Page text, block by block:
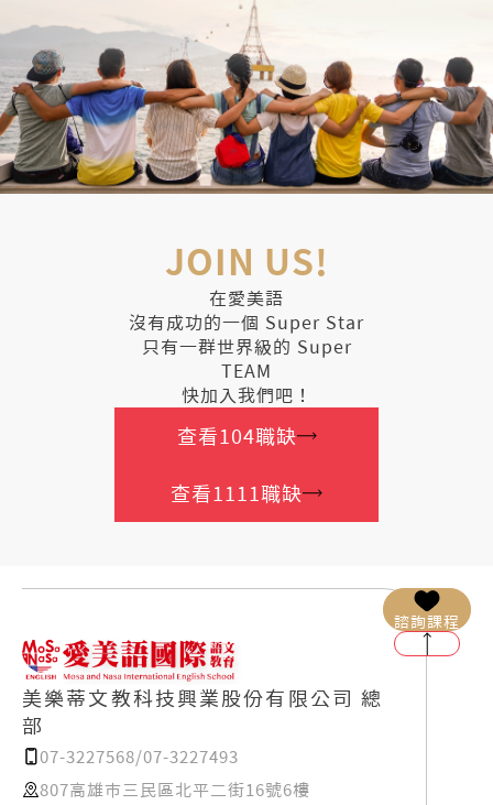
JOIN US!
在愛美語
沒有成功的一個 Super Star
只有一群世界級的 Super
TEAM
快加入我們吧！
查看104職缺
查看1111職缺
美樂蒂文教科技興業股份有限公司 總
部
07-3227568/07-3227493
807高雄市三民區北平二街16號6樓
諮詢課程